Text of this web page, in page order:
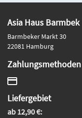
Asia Haus Barmbek
Barmbeker Markt 30
22081 Hamburg
Zahlungsmethoden
Liefergebiet
ab 12,90 €: